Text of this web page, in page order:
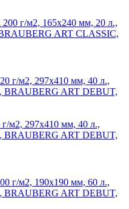
г/м2, 165х240 мм, 20 л.,
ART CLASSIC,
г/м2, 297х410 мм, 40 л.,
BRAUBERG ART DEBUT,